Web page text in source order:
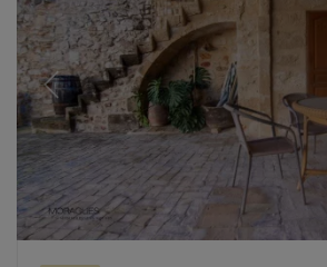
Previous